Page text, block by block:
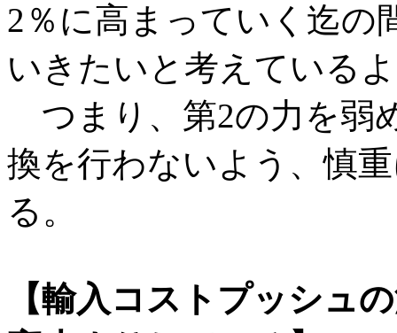
2％に高まっていく迄の
いきたいと考えている
つまり、第2の力を弱
換を行わないよう、慎
る。
【輸入コストプッシュ